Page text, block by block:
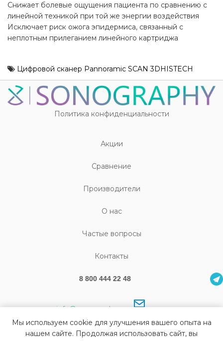
Снижает болевые ощущения пациента по сравнению с
линейной техникой при той же энергии воздействия
Исключает риск ожога эпидермиса, связанный с
неплотным прилеганием линейного картриджа
Цифровой сканер Pannoramic SCAN 3DHISTECH
Политика конфиденциальности
Акции
Cравнение
Производители
О нас
Частые вопросы
Контакты
8 800 444 22 48
info@sonography.ru
Мы используем cookie для улучшения вашего опыта на
нашем сайте. Продолжая использовать сайт, вы